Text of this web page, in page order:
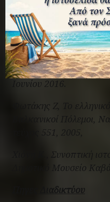
ΔΙΕΥΘΥΝΣΗ
ΒΑΛΚΑΝΙΚΟΙ ΠΟΛΕΜΟΙ
2012
Παπακοσμάς Κ.,Το
φτάνει στη Καβάλα,
Ιουνίου 2016.
Φωτάκης Ζ,
Το
Βαλκανικοί Πόλεμοι,
τεύχος 551, 2005,
Συνοπτική
Δημοτικό Μουσείο
Πηγες Διαδικτύου